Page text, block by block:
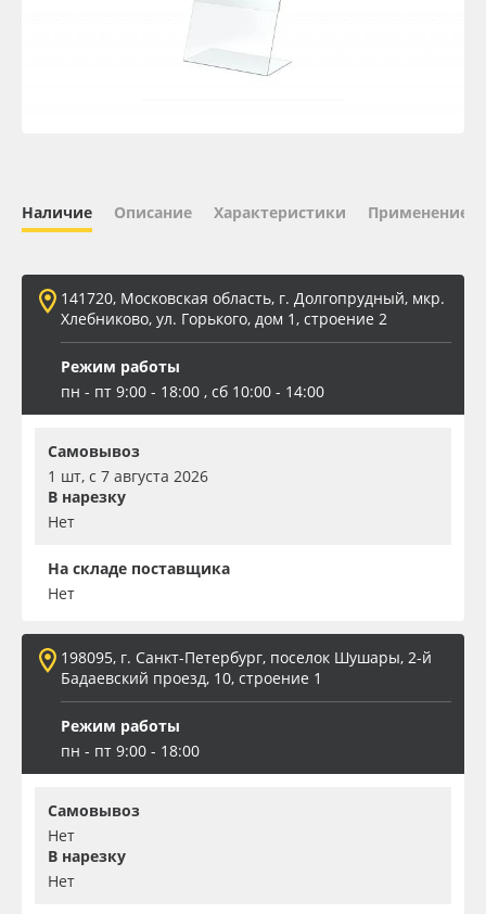
ПЭТ листовой
Вспененный ПВХ
Баннер
Наличие Описание Характеристики Применение
141720, Московская область, г. Долгопрудный, мкр.
Хлебниково, ул. Горького, дом 1, строение 2
Режим работы
пн - пт 9:00 - 18:00 , сб 10:00 - 14:00
Самовывоз
1 шт, с 7 августа 2026
В нарезку
Нет
На складе поставщика
Нет
198095, г. Санкт-Петербург, поселок Шушары, 2-й
Бадаевский проезд, 10, строение 1
Режим работы
пн - пт 9:00 - 18:00
Самовывоз
Нет
В нарезку
Нет